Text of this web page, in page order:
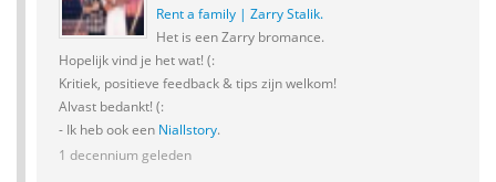
Rent a family | Zarry Stalik.
Het is een Zarry bromance.
Hopelijk vind je het wat! (:
Kritiek, positieve feedback & tips zijn welkom!
Alvast bedankt! (:
- Ik heb ook een Niallstory.
1 decennium geleden